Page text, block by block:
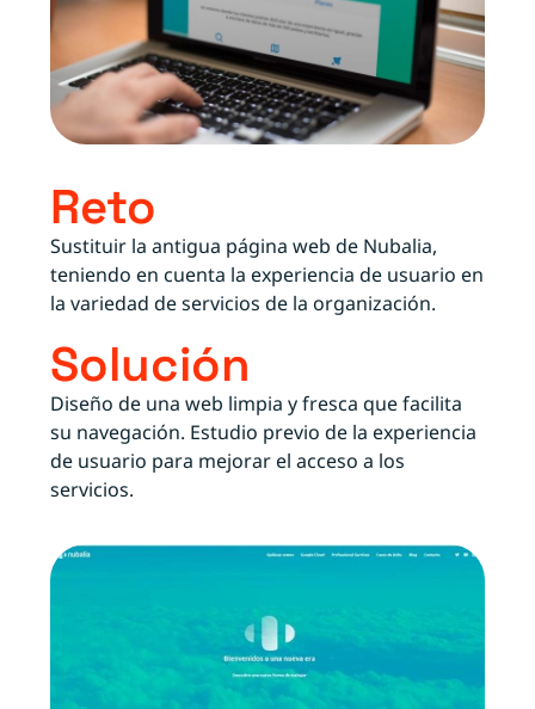
Reto
Sustituir la antigua página web de Nubalia,
teniendo en cuenta la experiencia de usuario en
la variedad de servicios de la organización.
Solución
Diseño de una web limpia y fresca que facilita
su navegación. Estudio previo de la experiencia
de usuario para mejorar el acceso a los
servicios.